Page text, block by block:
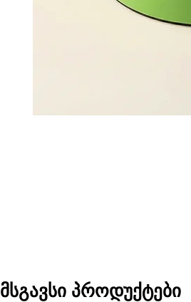
მსგავსი პროდუქტები